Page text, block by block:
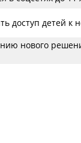
доступ детей к
нового